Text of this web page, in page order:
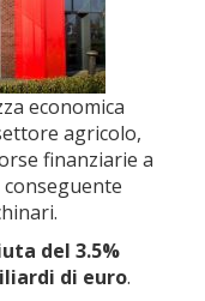
economica
agricolo,
finanziarie a
del 3.5%
di euro.